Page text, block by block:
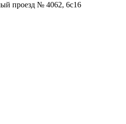
проезд № 4062, 6с16